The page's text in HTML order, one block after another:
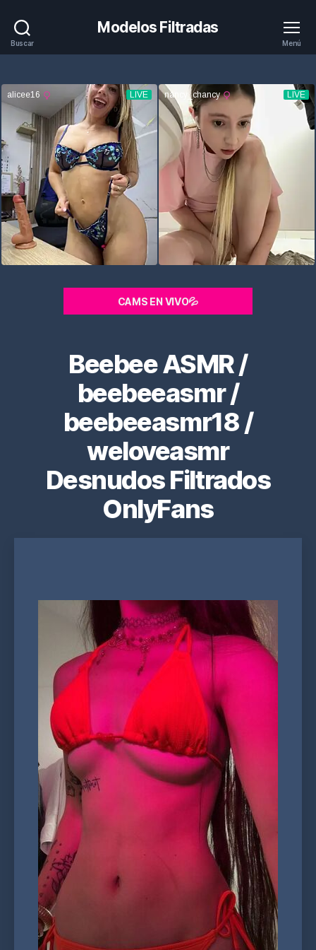
Buscar
Modelos Filtradas
Menú
CAMS EN VIVO💦
Beebee ASMR /
beebeeasmr /
beebeeasmr18 /
weloveasmr
Desnudos Filtrados
OnlyFans